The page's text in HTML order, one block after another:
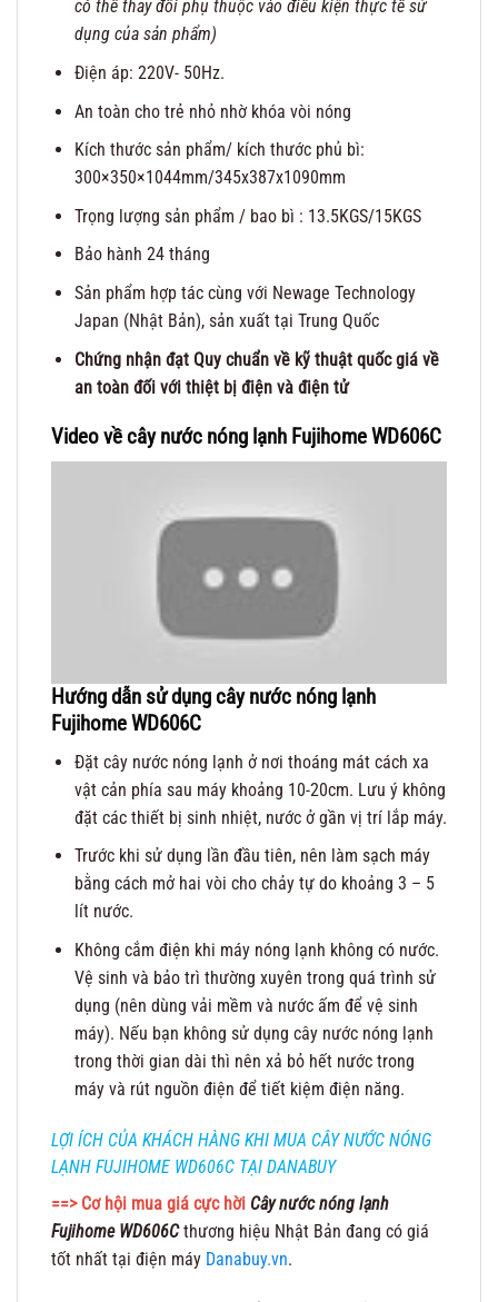
có thể thay đổi phụ thuộc vào điều kiện thực tế sử
dụng của sản phẩm)
Điện áp: 220V- 50Hz.
An toàn cho trẻ nhỏ nhờ khóa vòi nóng
Kích thước sản phẩm/ kích thước phủ bì:
300×350×1044mm/345x387x1090mm
Trọng lượng sản phẩm / bao bì : 13.5KGS/15KGS
Bảo hành 24 tháng
Sản phẩm hợp tác cùng với Newage Technology
Japan (Nhật Bản), sản xuất tại Trung Quốc
Chứng nhận đạt Quy chuẩn về kỹ thuật quốc giá về
an toàn đối với thiệt bị điện và điện tử
Video về cây nước nóng lạnh Fujihome WD606C
Hướng dẫn sử dụng cây nước nóng lạnh
Fujihome WD606C
Đặt cây nước nóng lạnh ở nơi thoáng mát cách xa
vật cản phía sau máy khoảng 10-20cm. Lưu ý không
đặt các thiết bị sinh nhiệt, nước ở gần vị trí lắp máy.
Trước khi sử dụng lần đầu tiên, nên làm sạch máy
bằng cách mở hai vòi cho chảy tự do khoảng 3 – 5
lít nước.
Không cắm điện khi máy nóng lạnh không có nước.
Vệ sinh và bảo trì thường xuyên trong quá trình sử
dụng (nên dùng vải mềm và nước ấm để vệ sinh
máy). Nếu bạn không sử dụng cây nước nóng lạnh
trong thời gian dài thì nên xả bỏ hết nước trong
máy và rút nguồn điện để tiết kiệm điện năng.
LỢI ÍCH CỦA KHÁCH HÀNG KHI MUA CÂY NƯỚC NÓNG
LẠNH FUJIHOME WD606C TẠI DANABUY
==> Cơ hội mua giá cực hời Cây nước nóng lạnh
Fujihome WD606Cthương hiệu Nhật Bản đang có giá
tốt nhất tại điện máy Danabuy.vn.